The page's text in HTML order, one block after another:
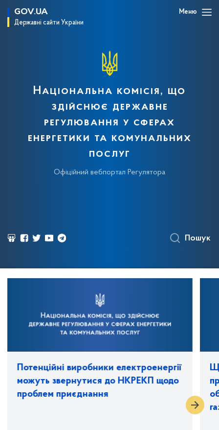
GOV.UA
Державні сайти України
Меню
Національна комісія, що
здійснює державне
регулювання у сферах
енергетики та комунальних
послуг
Офіційний вебпортал Регулятора
Пошук
Потенційні виробники електроенергії
можуть звернутися до НКРЕКП щодо
проблем приєднання